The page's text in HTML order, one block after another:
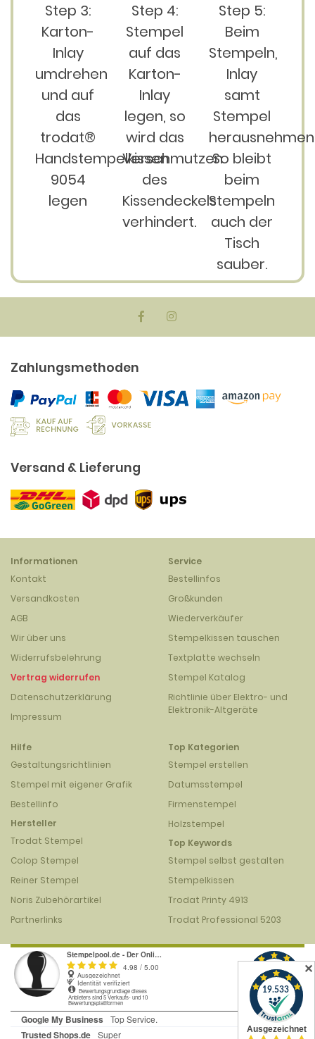
Step 3:
Karton-
Inlay
umdrehen
und auf
das
trodat®
Handstempelkissen
9054
legen
Step 4:
Stempel
auf das
Karton-
Inlay
legen, so
wird das
Verschmutzen
des
Kissendeckels
verhindert.
Step 5:
Beim
Stempeln,
Inlay
samt
Stempel
So bleibt
beim
Stempeln
auch der
Tisch
sauber.
Zahlungsmethoden
Versand & Lieferung
Informationen
Kontakt
Versandkosten
AGB
Wir über uns
Widerrufsbelehrung
Vertrag widerrufen
Datenschutzerklärung
Impressum
Service
Bestellinfos
Großkunden
Wiederverkäufer
Stempelkissen tauschen
Textplatte wechseln
Stempel Katalog
Richtlinie über Elektro- und
Elektronik-Altgeräte
Hilfe
Gestaltungsrichtlinien
Stempel mit eigener Grafik
Bestellinfo
Hersteller
Trodat Stempel
Colop Stempel
Reiner Stempel
Noris Zubehörartikel
Partnerlinks
Top Kategorien
Stempel erstellen
Datumsstempel
Firmenstempel
Holzstempel
Top Keywords
Stempel selbst gestalten
Stempelkissen
Trodat Printy 4913
Trodat Professional 5203
✕